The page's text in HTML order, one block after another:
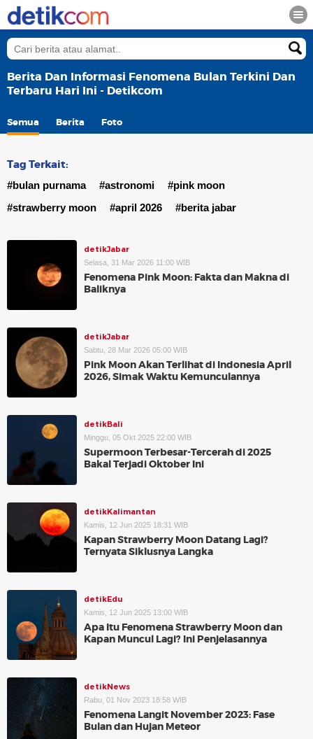
Berita Dan Informasi Fenomena Bulan Terkini Dan
Terbaru Hari Ini - Detikcom
Semua Berita Foto
Tag Terkait:
#bulan purnama #astronomi
#pink moon
#strawberry moon
#april 2026 #berita jabar
detikJabar
Selasa, 31 Mar 2026 11:00 WIB
Fenomena Pink Moon: Fakta dan Makna di
Baliknya
detikJabar
Sabtu, 28 Mar 2026 05:00 WIB
Pink Moon Akan Terlihat di Indonesia April
2026, Simak Waktu Kemunculannya
detikBali
Minggu, 05 Okt 2025 22:00 WIB
Supermoon Terbesar-Tercerah di 2025
Bakal Terjadi Oktober Ini
detikKalimantan
Kamis, 12 Jun 2025 18:31 WIB
Kapan Strawberry Moon Datang Lagi?
Ternyata Siklusnya Langka
detikEdu
Kamis, 12 Jun 2025 13:00 WIB
Apa Itu Fenomena Strawberry Moon dan
Kapan Muncul Lagi? Ini Penjelasannya
detikNews
Rabu, 01 Nov 2023 18:58 WIB
Fenomena Langit November 2023: Fase
Bulan dan Hujan Meteor